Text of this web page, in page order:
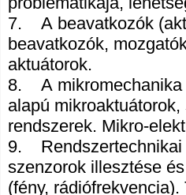
7. A beavatkozók (aktuátorok) felosztása, működése. Piezoelektromos
beavatkozók,
aktuátorok.
8. A mikromechanika alapjai
alapú mikroaktuátorok, szelepek,
9. Rendszertechnikai alapok.
szenzorok illesztése és kódolási